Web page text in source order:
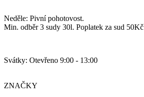
Neděle: Pivní pohotovost.
Min. odběr 3 sudy 30l. Poplatek za sud 50Kč
Svátky: Otevřeno 9:00 - 13:00
ZNAČKY